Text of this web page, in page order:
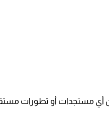
أي مستجدات أو تطورات